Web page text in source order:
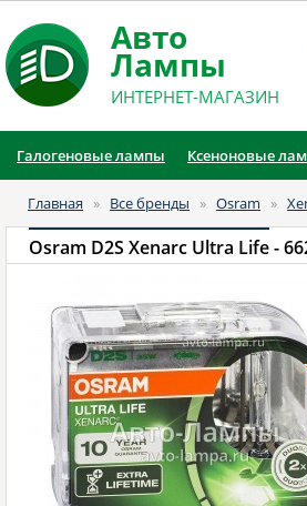
Авто
Лампы
ИНТЕРНЕТ-МАГАЗИН
Галогеновые лампы Ксеноновые
Главная » Все бренды » Osram »
Osram D2S Xenarc Ultra Life-